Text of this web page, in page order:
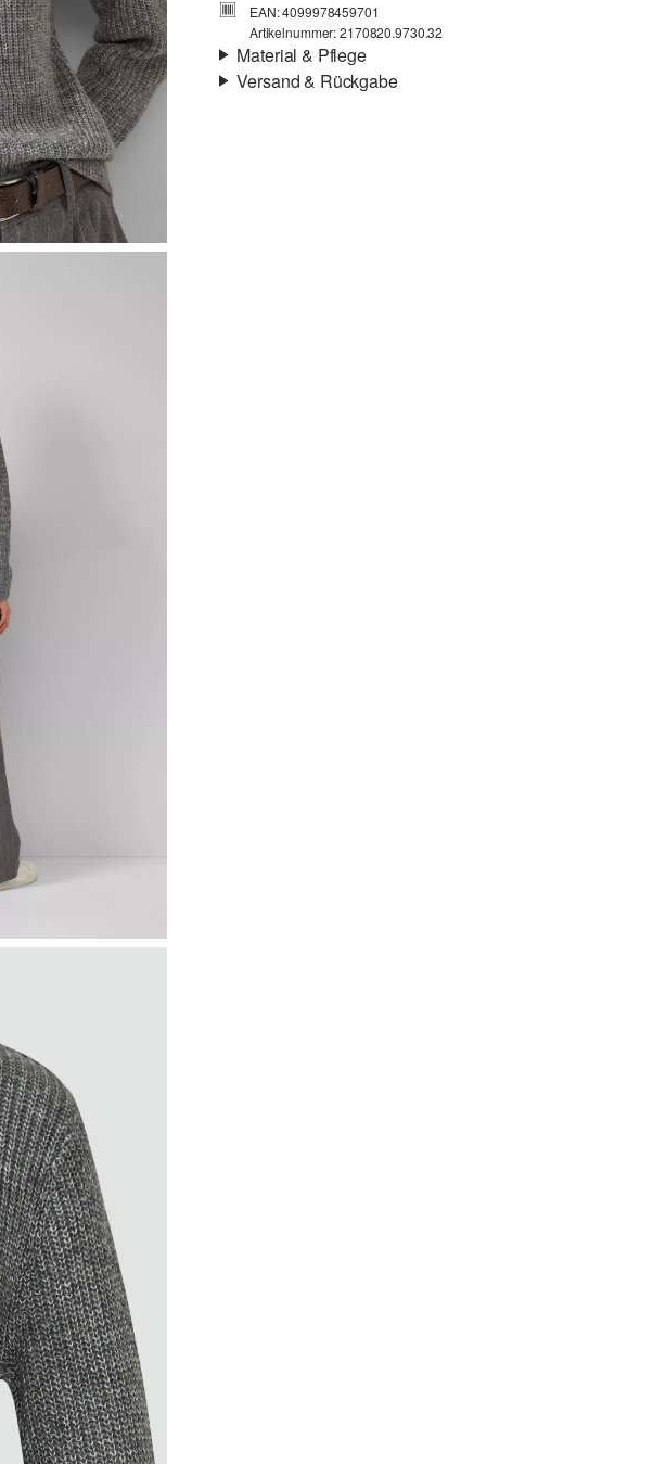
EAN: 4099978459701
Artikelnummer: 2170820.9730.32
Material & Pflege
Versand & Rückgabe